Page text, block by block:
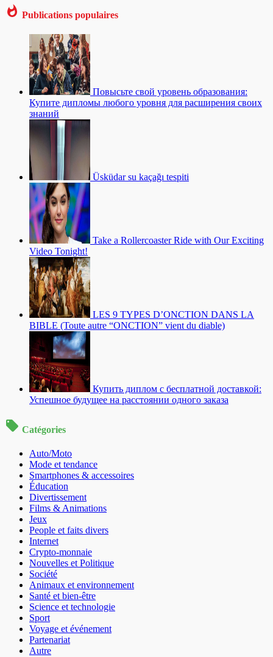
Publications populaires
Повысьте свой уровень образования:
Купите дипломы любого уровня для расширения своих
знаний
Üsküdar su kaçağı tespiti
Take a Rollercoaster Ride with Our Exciting
Video Tonight!
LES 9 TYPES D’ONCTION DANS LA
BIBLE (Toute autre “ONCTION” vient du diable)
Купить диплом с бесплатной доставкой:
Успешное будущее на расстоянии одного заказа
Catégories
Auto/Moto
Mode et tendance
Smartphones & accessoires
Éducation
Divertissement
Films & Animations
Jeux
People et faits divers
Internet
Crypto-monnaie
Nouvelles et Politique
Société
Animaux et environnement
Santé et bien-être
Science et technologie
Sport
Voyage et événement
Partenariat
Autre